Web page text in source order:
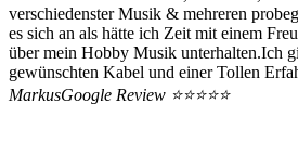
verschiedenster Musik & mehreren
es sich an als hätte ich Zeit mit einem
über mein Hobby Musik unterhalten.Ich
gewünschten Kabel und einer Tollen
MarkusGoogle Review ⭐️⭐️⭐️⭐️⭐️